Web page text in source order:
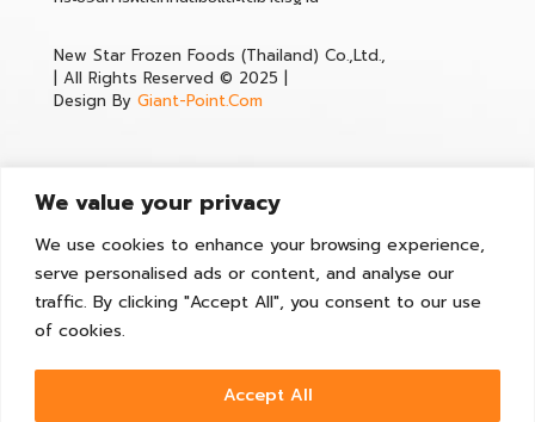
We value your privacy
We use cookies to enhance your browsing experience,
serve personalised ads or content, and analyse our
traffic. By clicking "Accept All", you consent to our use
of cookies.
Accept All
New Star Frozen Foods (Thailand) Co.,Ltd.,
| All Rights Reserved © 2025 |
Design By Giant-Point.Com
Contact
35/403 โกลเด้นแฟคทอรี่ หมู่ 2 ถนนเอกชัย ตำบลบางน้ำจืด อำเภอเ
สมุทรสาคร จังหวัดสมุทรสาคร 74000
Sales@newstarfoods.co.th